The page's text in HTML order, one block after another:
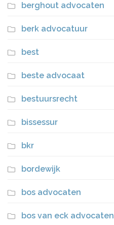
berghout advocaten
berk advocatuur
best
beste advocaat
bestuursrecht
bissessur
bkr
bordewijk
bos advocaten
bos van eck advocaten